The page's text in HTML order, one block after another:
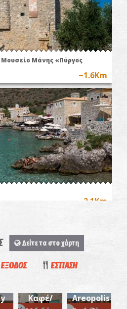
Μάνης «Πύργος
~1.6Km
~2.1Km
Δείτε τα στο χάρτη
ΕΞΟΔΟΣ
ΕΣΤΙΑΣΗ
Aula
All Day
Καφέ/
Areopolis-